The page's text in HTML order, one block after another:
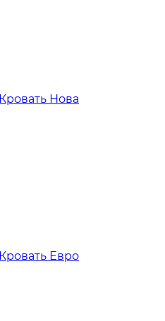
Кровать Нова
Кровать Евро